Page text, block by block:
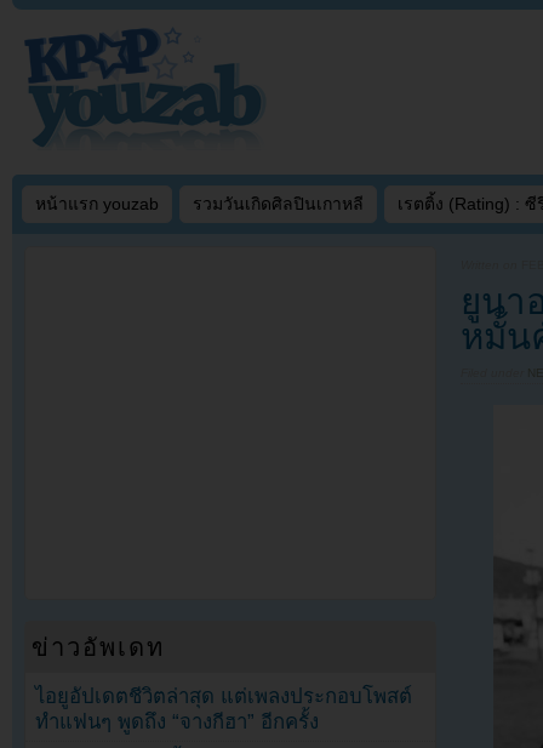
หน้าแรก youzab รวมวันเกิดศิลปินเกาหลี เรตติ้ง (Rating) : ซี
ยูนา
หมั้น
ข่าวอัพเดท
ไอยูอัปเดตชีวิตล่าสุด แต่เพลงประกอบโพสต์
ทำแฟนๆ พูดถึง “จางกีฮา” อีกครั้ง